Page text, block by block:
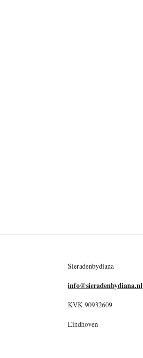
Sieradenbydiana
info@sieradenbydiana.nl
KVK 90932609
Eindhoven